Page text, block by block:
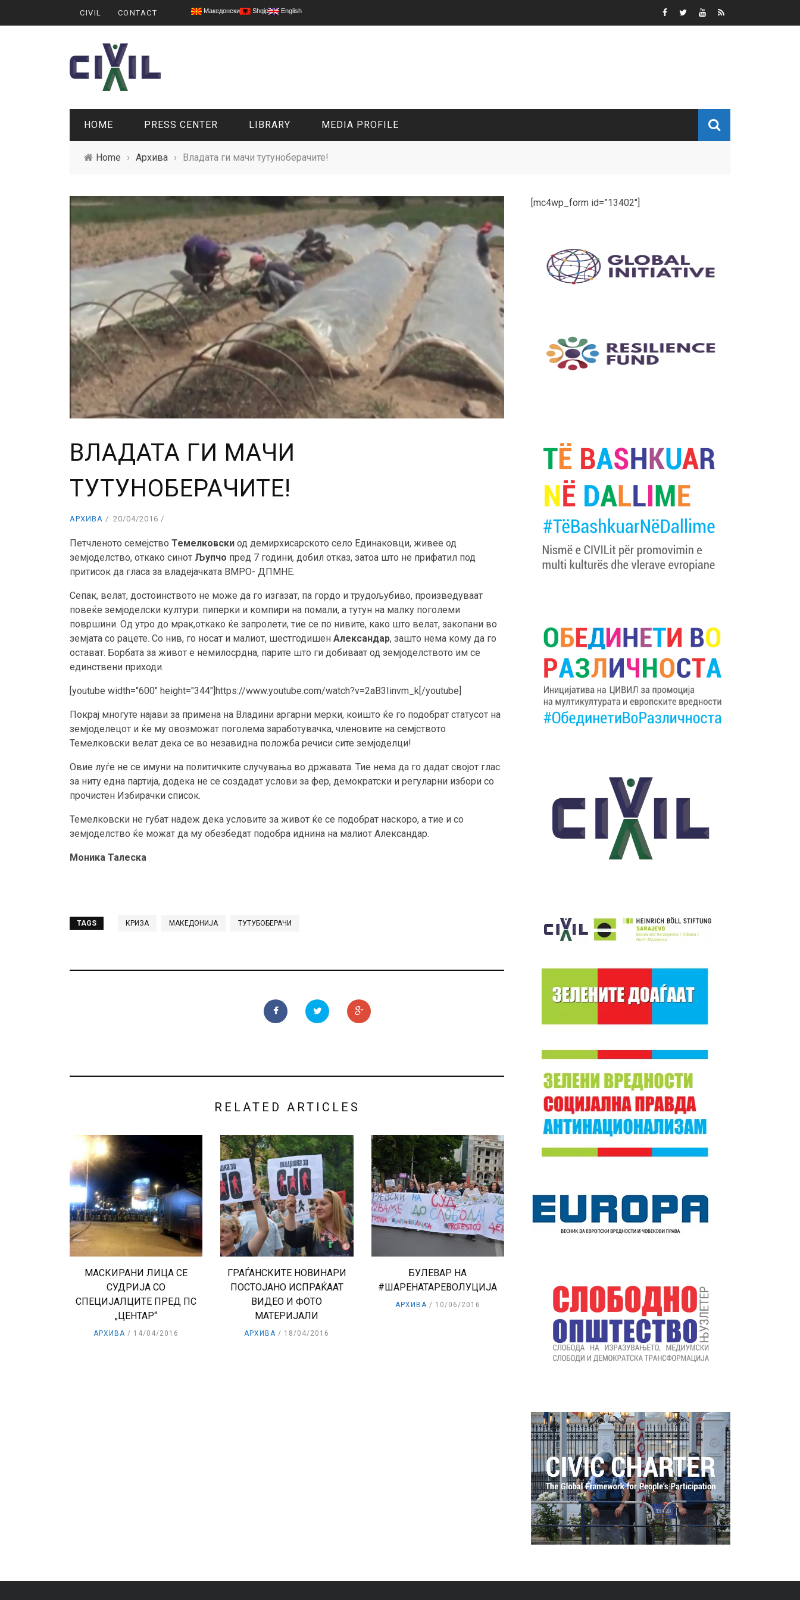
CIVIL CONTACT Македонски Shqip English
HOME PRESS CENTER LIBRARY MEDIA PROFILE
ONLINE CHANNELS
Home › Архива › Владата ги мачи тутуноберачите!
ВЛАДАТА ГИ МАЧИ
ТУТУНОБЕРАЧИТЕ!
АРХИВА 20/04/2016
Петчленото семејство Темелковски од демирхисарското село Единаковци, живее од
земјоделство, откако синот Љупчо пред 7 години, добил отказ, затоа што не прифатил под
притисок да гласа за владејачката ВМРО- ДПМНЕ.
Сепак, велат, достоинството не може да го изгазат, па гордо и трудољубиво, произведуваат
повеќе земјоделски култури: пиперки и компири на помали, а тутун на малку поголеми
површини. Од утро до мрак,откако ќе запролети, тие се по нивите, како што велат, закопани во
земјата со рацете. Со нив, го носат и малиот, шестгодишен Александар, зашто нема кому да го
остават. Борбата за живот е немилосрдна, парите што ги добиваат од земјоделството им се
единствени приходи.
[youtube width="600" height="344"]https://www.youtube.com/watch?v=2aB3Iinvm_k[/youtube]
Покрај многуте најави за примена на Владини аргарни мерки, коишто ќе го подобрат статусот на
земјоделецот и ќе му овозможат поголема заработувачка, членовите на семјството
Темелковски велат дека се во незавидна положба речиси сите земјоделци!
Овие луѓе не се имуни на политичките случувања во државата. Тие нема да го дадат својот глас
за ниту една партија, додека не се создадат услови за фер, демократски и регуларни избори со
прочистен Избирачки список.
Темелковски не губат надеж дека условите за живот ќе се подобрат наскоро, а тие и со
земјоделство ќе можат да му обезбедат подобра иднина на малиот Александар.
Моника Талеска
TAGS КРИЗА МАКЕДОНИЈА ТУТУБОБЕРАЧИ
RELATED ARTICLES
МАСКИРАНИ ЛИЦА СЕ
СУДРИЈА СО
СПЕЦИЈАЛЦИТЕ ПРЕД ПС
„ЦЕНТАР“
АРХИВА 14/04/2016
ГРАЃАНСКИТЕ НОВИНАРИ
ПОСТОЈАНО ИСПРАЌААТ
ВИДЕО И ФОТО
МАТЕРИЈАЛИ
АРХИВА 18/04/2016
БУЛЕВАР НА
#ШАРЕНАТАРЕВОЛУЦИЈА
АРХИВА 10/06/2016
[mc4wp_form id=”13402″]